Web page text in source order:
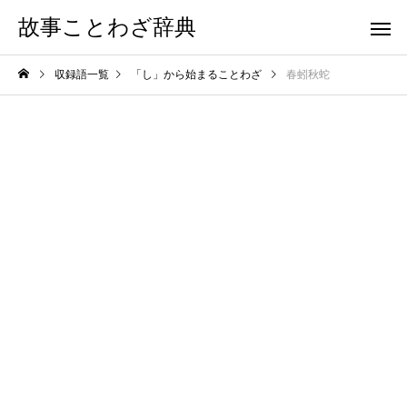
故事ことわざ辞典
収録語一覧 「し」から始まることわざ 春蚓秋蛇